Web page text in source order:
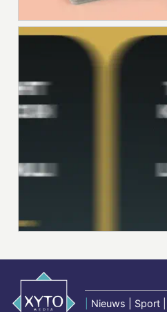
Nieuws | Sport